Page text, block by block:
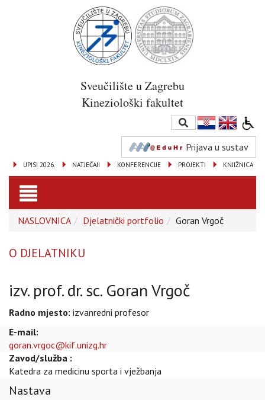
Sveučilište u Zagrebu
Kineziološki fakultet
Prijava u sustav
KNJIŽNICA
PROJEKTI
KONFERENCIJE
NATJEČAJI
UPISI 2026.
Toggle
navigation
NASLOVNICA Djelatnički portfolio Goran Vrgoč
O DJELATNIKU
izv. prof. dr. sc. Goran Vrgoč
Radno mjesto: izvanredni profesor
E-mail:
goran.vrgoc@kif.unizg.hr
Zavod/služba :
Katedra za medicinu sporta i vježbanja
Nastava